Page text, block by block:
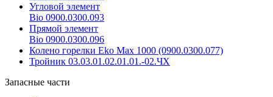
Угловой элемент
Bio 0900.0300.093
Прямой элемент
Bio 0900.0300.096
Колено горелки Eko Max 1000 (0900.0300.077)
Тройник 03.03.01.02.01.01.-02.ЧХ
Запасные части